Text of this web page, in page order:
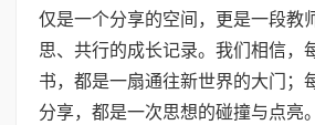
仅是一个分享的空间，更是一段教
思、共行的成长记录。我们相信，
书，都是一扇通往新世界的大门；
分享，都是一次思想的碰撞与点亮。